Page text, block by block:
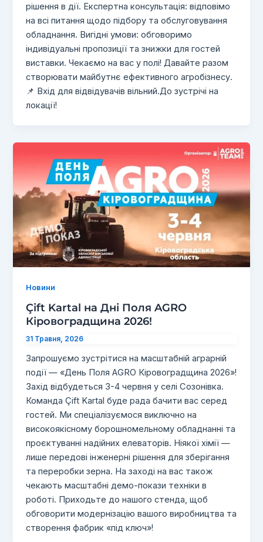
рішення в дії. Експертна консультація: відповімо
на всі питання щодо підбору та обслуговування
обладнання. Вигідні умови: обговоримо
індивідуальні пропозиції та знижки для гостей
виставки. Чекаємо на вас у полі! Давайте разом
створювати майбутнє ефективного агробізнесу.
📌 Вхід для відвідувачів вільний.До зустрічі на
локації!
Новини
Çift Kartal на Дні Поля AGRO
Кіровоградщина 2026!
31 Травня, 2026
Запрошуємо зустрітися на масштабній аграрній
події — «День Поля AGRO Кіровоградщина 2026»!
Захід відбудеться 3-4 червня у селі Созонівка.
Команда Çift Kartal буде рада бачити вас серед
гостей. Ми спеціалізуємося виключно на
високоякісному борошномельному обладнанні та
проєктуванні надійних елеваторів. Ніякої хімії —
лише передові інженерні рішення для зберігання
та переробки зерна. На заході на вас також
чекають масштабні демо-покази техніки в
роботі. Приходьте до нашого стенда, щоб
обговорити модернізацію вашого виробництва та
створення фабрик «під ключ»!